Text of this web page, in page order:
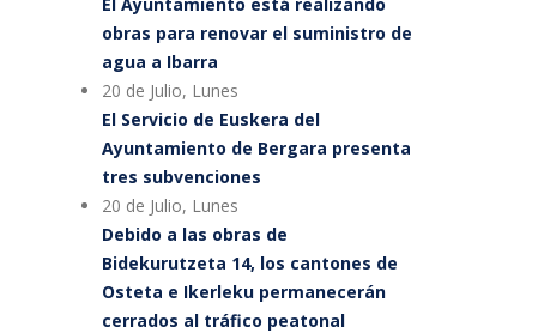
obras para renovar el suministro de
agua a Ibarra
20 de Julio, Lunes
El Servicio de Euskera del
Ayuntamiento de Bergara presenta
tres subvenciones
20 de Julio, Lunes
Debido a las obras de
Bidekurutzeta 14, los cantones de
Osteta e Ikerleku permanecerán
cerrados al tráfico peatonal